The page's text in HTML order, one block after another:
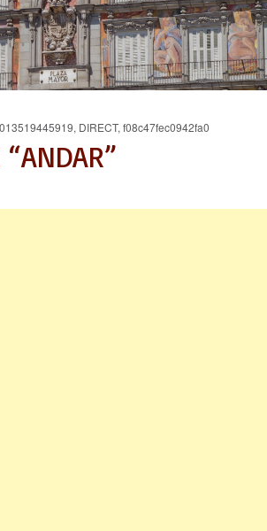
DIRECT, f08c47fec0942fa0
“ANDAR”